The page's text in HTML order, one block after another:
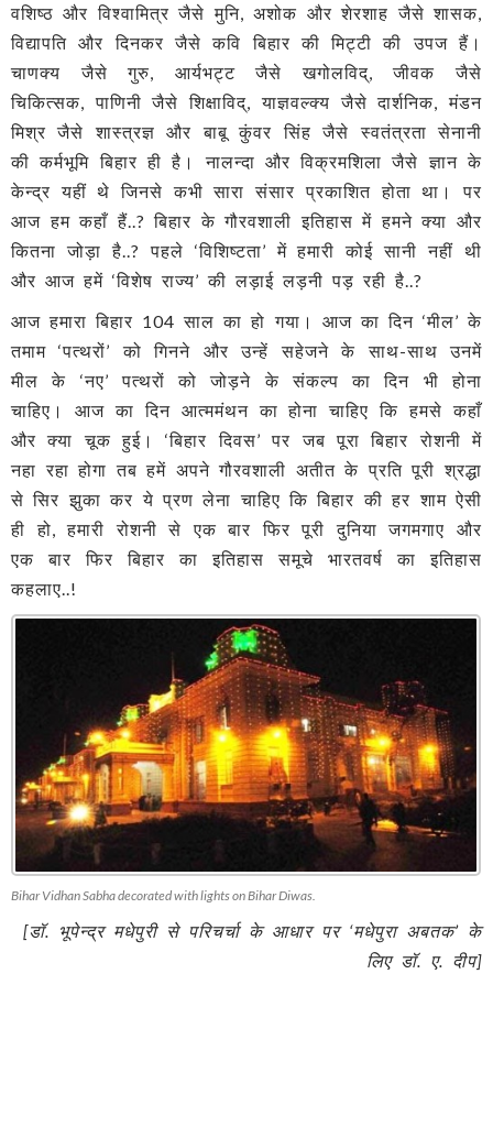
वशिष्ठ और विश्वामित्र जैसे मुनि, अशोक और शेरशाह जैसे शासक,
विद्यापति और दिनकर जैसे कवि बिहार की मिट्टी की उपज हैं।
चाणक्य जैसे गुरु, आर्यभट्ट जैसे खगोलविद्, जीवक जैसे
चिकित्सक, पाणिनी जैसे शिक्षाविद्, याज्ञवल्क्य जैसे दार्शनिक, मंडन
मिश्र जैसे शास्त्रज्ञ और बाबू कुंवर सिंह जैसे स्वतंत्रता सेनानी
की कर्मभूमि बिहार ही है। नालन्दा और विक्रमशिला जैसे ज्ञान के
केन्द्र यहीं थे जिनसे कभी सारा संसार प्रकाशित होता था। पर
आज हम कहाँ हैं..? बिहार के गौरवशाली इतिहास में हमने क्या और
कितना जोड़ा है..? पहले ‘विशिष्टता’ में हमारी कोई सानी नहीं थी
और आज हमें ‘विशेष राज्य’ की लड़ाई लड़नी पड़ रही है..?
आज हमारा बिहार 104 साल का हो गया। आज का दिन ‘मील’ के
तमाम ‘पत्थरों’ को गिनने और उन्हें सहेजने के साथ-साथ उनमें
मील के ‘नए’ पत्थरों को जोड़ने के संकल्प का दिन भी होना
चाहिए। आज का दिन आत्ममंथन का होना चाहिए कि हमसे कहाँ
और क्या चूक हुई। ‘बिहार दिवस’ पर जब पूरा बिहार रोशनी में
नहा रहा होगा तब हमें अपने गौरवशाली अतीत के प्रति पूरी श्रद्धा
से सिर झुका कर ये प्रण लेना चाहिए कि बिहार की हर शाम ऐसी
ही हो, हमारी रोशनी से एक बार फिर पूरी दुनिया जगमगाए और
एक बार फिर बिहार का इतिहास समूचे भारतवर्ष का इतिहास
कहलाए..!
Bihar Vidhan Sabha decorated with lights on Bihar Diwas.
[डॉ. भूपेन्द्र मधेपुरी से परिचर्चा के आधार पर ‘मधेपुरा अबतक’ के
लिए डॉ. ए. दीप]